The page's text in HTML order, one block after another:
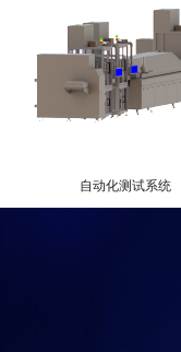
自动化测试系统